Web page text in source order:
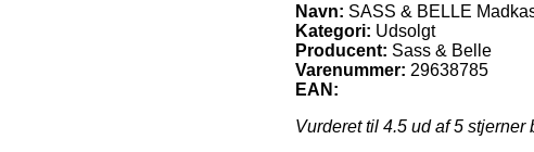
Navn: SASS & BELLE
Kategori: Udsolgt
Producent: Sass & Belle
Varenummer: 29638785
EAN:
Vurderet til 4.5 ud af 5 stjerner